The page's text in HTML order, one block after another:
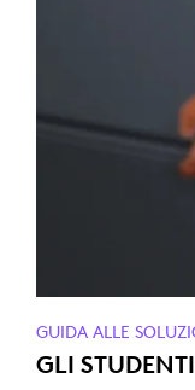
GUIDA ALLE
GLI